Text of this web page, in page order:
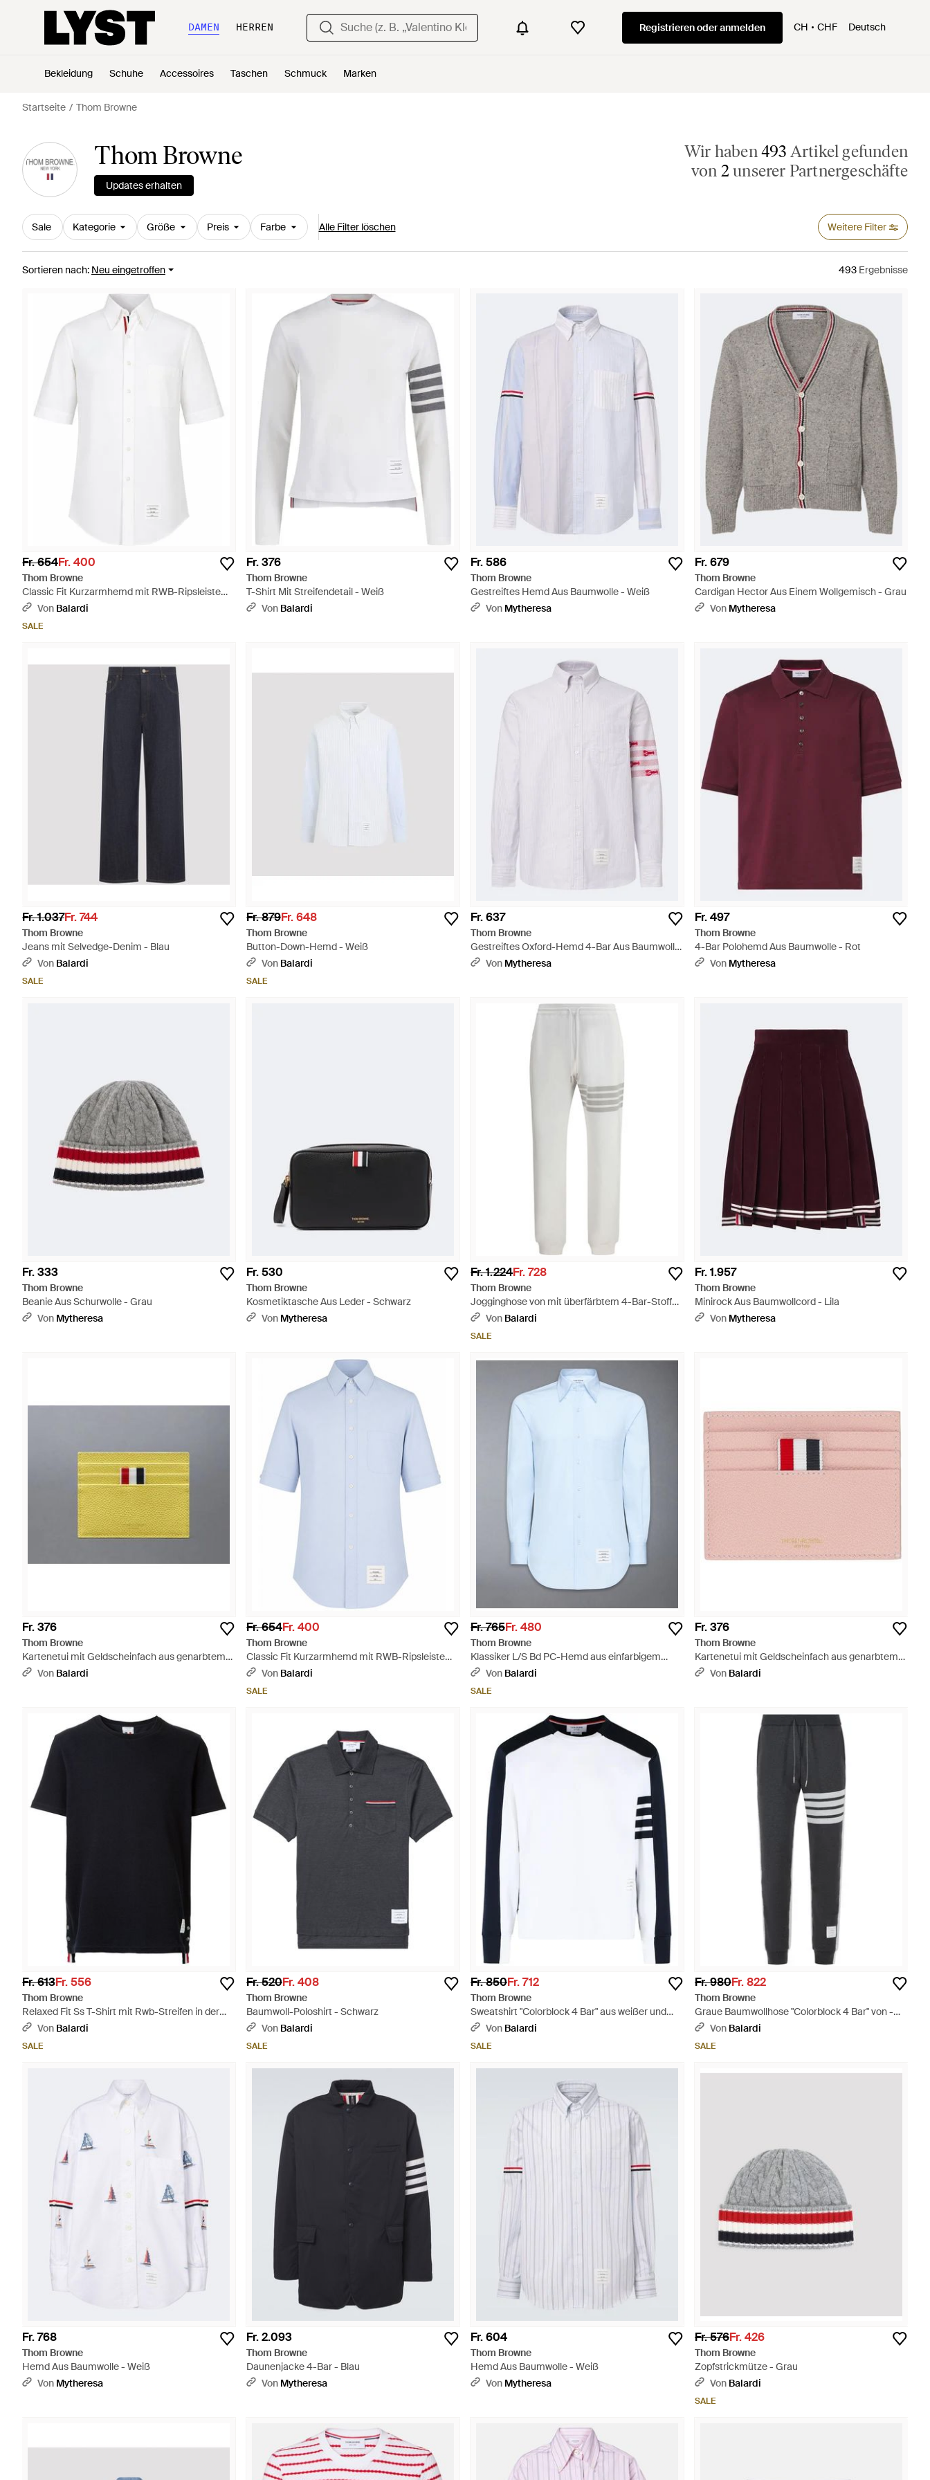
DAMEN HERREN Registrieren oder anmelden CH CHF Deutsch
Bekleidung Schuhe Accessoires Taschen Schmuck Marken
Startseite Thom Browne
Thom Browne
Updates erhalten
Wir haben493 Artikel gefunden
von 2 unserer Partnergeschäfte
Sale Kategorie Größe Preis Farbe Alle Filter löschen Weitere Filter
Sortieren nach: Neu eingetroffen 493 Ergebnisse
Fr. 654Fr. 400
Thom Browne
Classic Fit Kurzarmhemd mit RWB-Ripsleiste
aus einfarbigem Popeline - Weiß
Von Balardi
SALE
Fr. 376
Thom Browne
T-Shirt Mit Streifendetail - Weiß
Von Balardi
Fr. 586
Thom Browne
Gestreiftes Hemd Aus Baumwolle - Weiß
Von Mytheresa
Fr. 679
Thom Browne
Cardigan Hector Aus Einem Wollgemisch - Grau
Von Mytheresa
Fr. 1.037Fr. 744
Thom Browne
Jeans mit Selvedge-Denim - Blau
Von Balardi
SALE
Fr. 879Fr. 648
Thom Browne
Button-Down-Hemd - Weiß
Von Balardi
SALE
Fr. 637
Thom Browne
Gestreiftes Oxford-Hemd 4-Bar Aus Baumwolle
- Weiß
Von Mytheresa
Fr. 497
Thom Browne
4-Bar Polohemd Aus Baumwolle - Rot
Von Mytheresa
Fr. 333
Thom Browne
Beanie Aus Schurwolle - Grau
Von Mytheresa
Fr. 530
Thom Browne
Kosmetiktasche Aus Leder - Schwarz
Von Mytheresa
Fr. 1.224Fr. 728
Thom Browne
Jogginghose von mit überfärbtem 4-Bar-Stoff
aus einfarbigem Loopback - Grau
Von Balardi
SALE
Fr. 1.957
Thom Browne
Minirock Aus Baumwollcord - Lila
Von Mytheresa
Fr. 376
Thom Browne
Kartenetui mit Geldscheinfach aus genarbtem
Leder - Grau
Von Balardi
Fr. 654Fr. 400
Thom Browne
Classic Fit Kurzarmhemd mit RWB-Ripsleiste
aus einfarbigem Popeline - Blau
Von Balardi
SALE
Fr. 765Fr. 480
Thom Browne
Klassiker L/S Bd PC-Hemd aus einfarbigem
Popeline - Blau
Von Balardi
SALE
Fr. 376
Thom Browne
Kartenetui mit Geldscheinfach aus genarbtem
Leder - Pink
Von Balardi
Fr. 613Fr. 556
Thom Browne
Relaxed Fit Ss T-Shirt mit Rwb-Streifen in der
Mitte hinten aus klassischem Piqué - Schwarz
Von Balardi
SALE
Fr. 520Fr. 408
Thom Browne
Baumwoll-Poloshirt - Schwarz
Von Balardi
SALE
Fr. 850Fr. 712
Thom Browne
Sweatshirt "Colorblock 4 Bar" aus weißer und
blauer Baumwolle - Schwarz
Von Balardi
SALE
Fr. 980Fr. 822
Thom Browne
Graue Baumwollhose "Colorblock 4 Bar" von -
GrauVon Balardi
SALE
Fr. 768
Thom Browne
Hemd Aus Baumwolle - Weiß
Von Mytheresa
Fr. 2.093
Thom Browne
Daunenjacke 4-Bar - Blau
Von Mytheresa
Fr. 604
Thom Browne
Hemd Aus Baumwolle - Weiß
Von Mytheresa
Fr. 576Fr. 426
Thom Browne
Zopfstrickmütze - Grau
Von Balardi
SALE